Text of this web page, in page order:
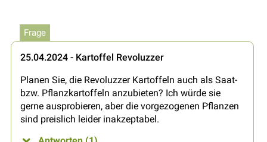
Frage
25.04.2024 - Kartoffel Revoluzzer
Planen Sie, die Revoluzzer Kartoffeln auch als Saat-
bzw. Pflanzkartoffeln anzubieten? Ich würde sie
gerne ausprobieren, aber die vorgezogenen Pflanzen
sind preislich leider inakzeptabel.